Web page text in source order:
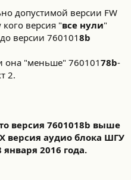
допустимой версии FW
кого версия "все нули"
версии 7601018b
она "меньше" 76010178b-
2.
версия 7601018b выше
аудио блока ШГУ
2016 года.